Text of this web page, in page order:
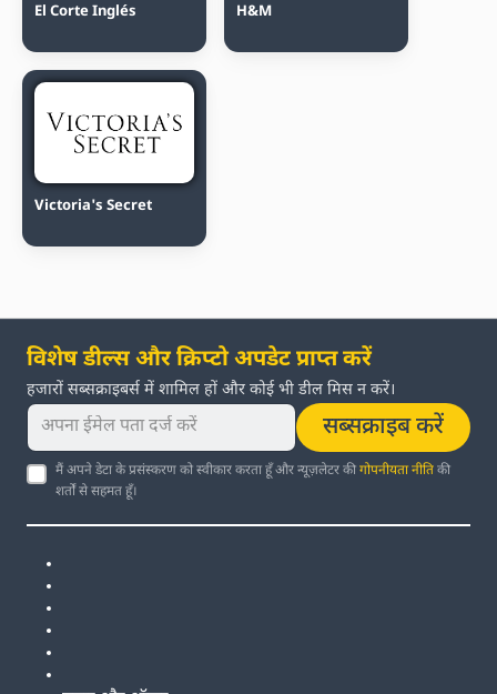
El Corte Inglés H&M
Victoria's Secret
विशेष डील्स और क्रिप्टो अपडेट प्राप्त करें
हजारों सब्सक्राइबर्स में शामिल हों और कोई भी डील मिस न करें।
सब्सक्राइब करें
मैं अपने डेटा के प्रसंस्करण को स्वीकार करता हूँ और न्यूज़लेटर कीगोपनीयता नीतिकी
शर्तों से सहमत हूँ।